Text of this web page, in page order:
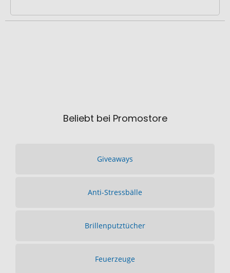
Beliebt bei Promostore
Giveaways
Anti-Stressbälle
Brillenputztücher
Feuerzeuge